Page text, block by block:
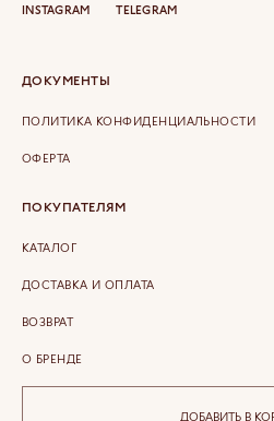
ДОБАВИТЬ В
ДОКУМЕНТЫ
ПОЛИТИКА КОНФИДЕНЦИАЛЬНОСТИ
ОФЕРТА
ПОКУПАТЕЛЯМ
КАТАЛОГ
ДОСТАВКА И ОПЛАТА
ВОЗВРАТ
О БРЕНДЕ
INSTAGRAM TELEGRAM